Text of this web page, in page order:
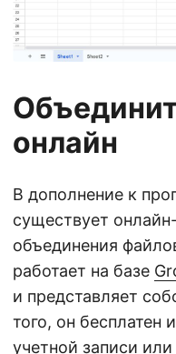
онлайн
В дополнение к
существует онлайн-
объединения
работает на базе
и представляет
того, он бесплатен
учетной записи